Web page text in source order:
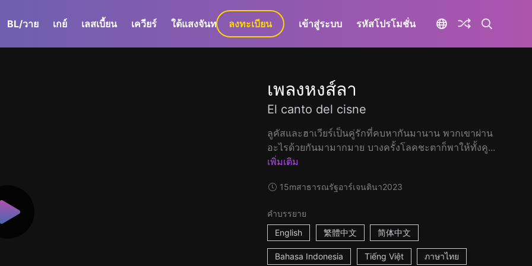
BL/วาย เกย์ เลสเบี้ยน เควียร์ ใต้แสงจันทร์ GaLa+
ลงทะเบียน เข้าสู่ระบบ รหัสโปรโมชั่น
เพลงหงส์ลา
El canto del cisne
ลูคัสและฮาเวียร์เป็นคู่รักที่คบหากันมานาน พวกเขาผ่าน
อะไรด้วยกันมามากมาย บางครั้งโลคชะตาก็พาให้ทั้งคู...
เพิ่มเติม
15mสาธารณรัฐอาร์เจนตินา2023
คำบรรยาย
English
繁體中文 简体中文
Bahasa Indonesia Tiếng Việt ภาษาไทย